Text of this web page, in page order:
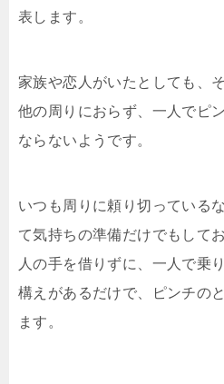
表します。
家族や恋人がいたとしても、
他の周りにおらず、一人でピ
ならないようです。
いつも周りに頼り切っている
て気持ちの準備だけでもして
人の手を借りずに、一人で乗
構えがあるだけで、ピンチの
ます。